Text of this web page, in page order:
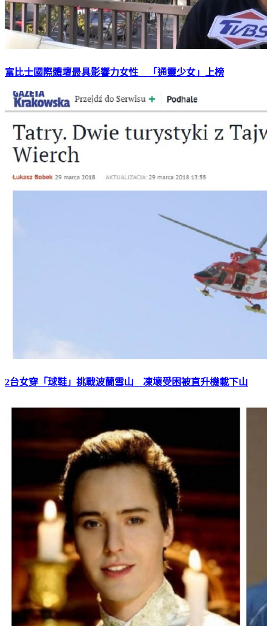
富比士國際體壇最具影響力女性 「通靈少女」上榜
2台女穿「球鞋」挑戰波蘭雪山 凍壞受困被直升機載下山